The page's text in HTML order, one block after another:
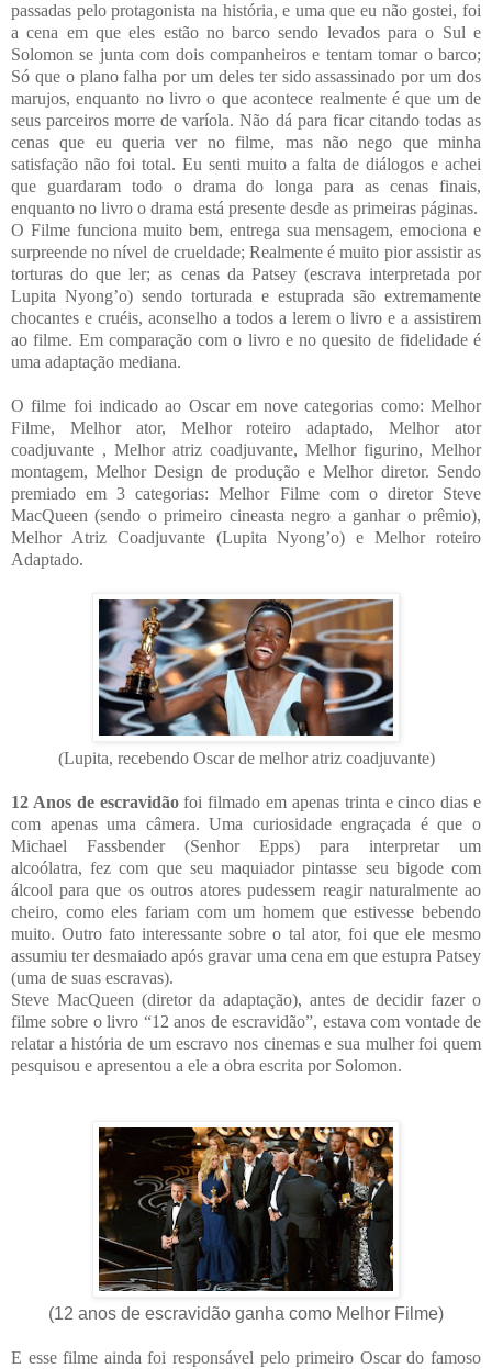
passadas pelo protagonista na história, e uma que eu não gostei, foi
a cena em que eles estão no barco sendo levados para o Sul e
Solomon se junta com dois companheiros e tentam tomar o barco;
Só que o plano falha por um deles ter sido assassinado por um dos
marujos, enquanto no livro o que acontece realmente é que um de
seus parceiros morre de varíola. Não dá para ficar citando todas as
cenas que eu queria ver no filme, mas não nego que minha
satisfação não foi total. Eu senti muito a falta de diálogos e achei
que guardaram todo o drama do longa para as cenas finais,
enquanto no livro o drama está presente desde as primeiras páginas.
O Filme funciona muito bem, entrega sua mensagem, emociona e
surpreende no nível de crueldade; Realmente é muito pior assistir as
torturas do que ler; as cenas da Patsey (escrava interpretada por
Lupita Nyong’o) sendo torturada e estuprada são extremamente
chocantes e cruéis, aconselho a todos a lerem o livro e a assistirem
ao filme. Em comparação com o livro e no quesito de fidelidade é
uma adaptação mediana.
O filme foi indicado ao Oscar em nove categorias como: Melhor
Filme, Melhor ator, Melhor roteiro adaptado, Melhor ator
coadjuvante , Melhor atriz coadjuvante, Melhor figurino, Melhor
montagem, Melhor Design de produção e Melhor diretor. Sendo
premiado em 3 categorias: Melhor Filme com o diretor Steve
MacQueen (sendo o primeiro cineasta negro a ganhar o prêmio),
Melhor Atriz Coadjuvante (Lupita Nyong’o) e Melhor roteiro
Adaptado.
(Lupita, recebendo Oscar de melhor atriz coadjuvante)
12 Anos de escravidãofoi filmado em apenas trinta e cinco dias e
com apenas uma câmera. Uma curiosidade engraçada é que o
Michael Fassbender (Senhor Epps) para interpretar um
alcoólatra, fez com que seu maquiador pintasse seu bigode com
álcool para que os outros atores pudessem reagir naturalmente ao
cheiro, como eles fariam com um homem que estivesse bebendo
muito. Outro fato interessante sobre o tal ator, foi que ele mesmo
assumiu ter desmaiado após gravar uma cena em que estupra Patsey
(uma de suas escravas).
Steve MacQueen (diretor da adaptação), antes de decidir fazer o
filme sobre o livro “12 anos de escravidão”, estava com vontade de
relatar a história de um escravo nos cinemas e sua mulher foi quem
pesquisou e apresentou a ele a obra escrita por Solomon.
(12 anos de escravidão ganha como Melhor Filme)
E esse filme ainda foi responsável pelo primeiro Oscar do famoso